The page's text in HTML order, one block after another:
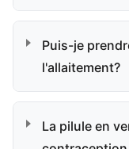
Puis-je
l'allaitement?
La pilule en